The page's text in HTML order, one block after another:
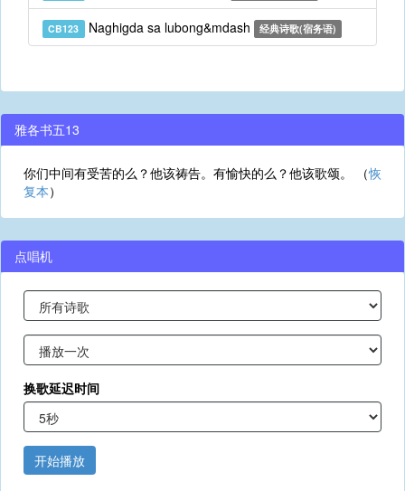
CB123 Naghigda sa lubong&mdash 经典诗歌(宿务语)
雅各书五13
你们中间有受苦的么？他该祷告。有愉快的么？他该歌颂。 （恢
复本）
点唱机
换歌延迟时间
开始播放